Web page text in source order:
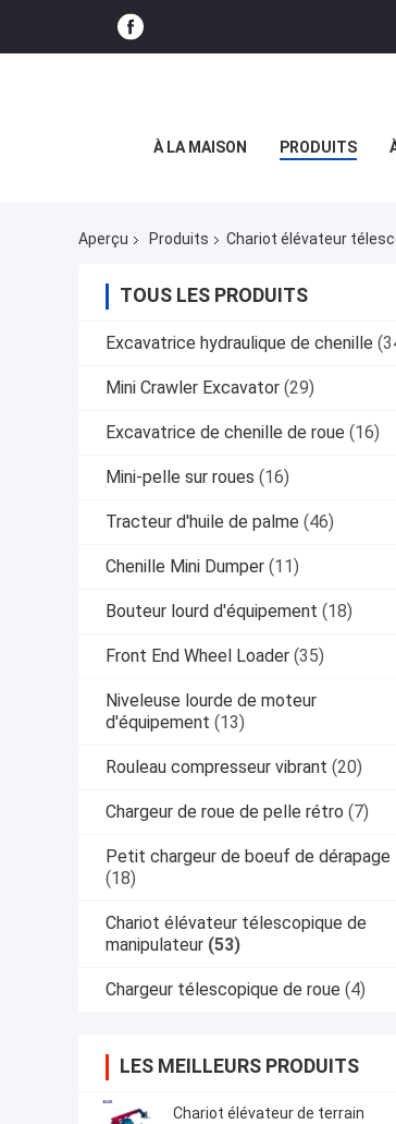
À LA MAISON PRODUITS
Aperçu Produits Chariot élévateur
TOUS LES PRODUITS
Excavatrice hydraulique de chenille
Mini Crawler Excavator (29)
Excavatrice de chenille de roue (16)
Mini-pelle sur roues (16)
Tracteur d'huile de palme (46)
Chenille Mini Dumper (11)
Bouteur lourd d'équipement (18)
Front End Wheel Loader (35)
Niveleuse lourde de moteur
d'équipement (13)
Rouleau compresseur vibrant (20)
Chargeur de roue de pelle rétro (7)
Petit chargeur de boeuf de dérapage
(18)
Chariot élévateur télescopique de
manipulateur (53)
Chargeur télescopique de roue (4)
LES MEILLEURS PRODUITS
Chariot élévateur de terrain